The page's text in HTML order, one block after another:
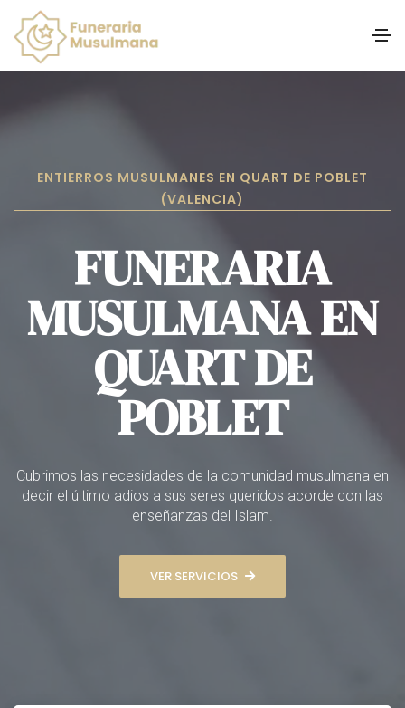
ENTIERROS MUSULMANES EN QUART DE POBLET
(VALENCIA)
FUNERARIA
MUSULMANA EN
QUART DE
POBLET
Cubrimos las necesidades de la comunidad musulmana en
decir el último adios a sus seres queridos acorde con las
enseñanzas del Islam.
VER SERVICIOS